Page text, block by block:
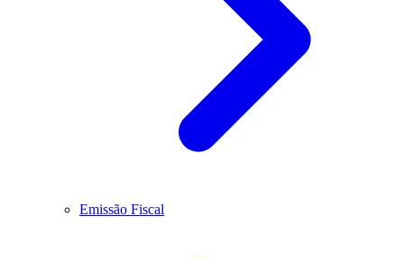
Emissão Fiscal